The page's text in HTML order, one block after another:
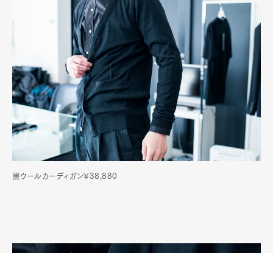
黒ウールカーディガン¥38,880